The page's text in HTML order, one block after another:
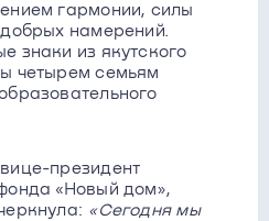
гармонии, силы
намерений.
знаки из якутского
четырем семьям
президент
«Новый дом»,
«Сегодня мы